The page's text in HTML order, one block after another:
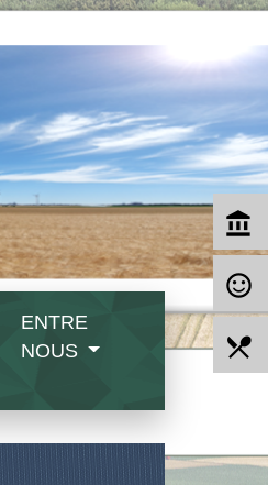
ENTRE
NOUS
account_balance
sentiment_satisfied_alt
local_dining